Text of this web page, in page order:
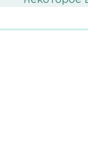
горожанам